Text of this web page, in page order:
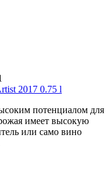
потенциалом для
имеет высокую
или само вино